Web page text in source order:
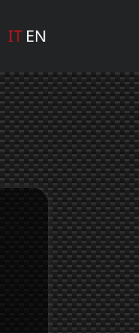
IT EN